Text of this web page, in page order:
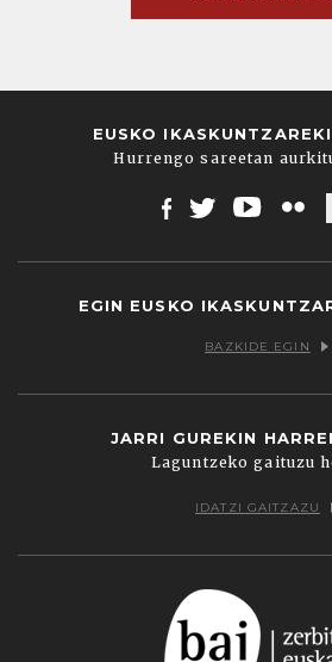
EUSKO
Hurrengo sareetan
EGIN EUSKO
BAZKIDE EGIN
JARRI GUREKIN
Laguntzeko gaituzu
IDATZI GAITZAZU